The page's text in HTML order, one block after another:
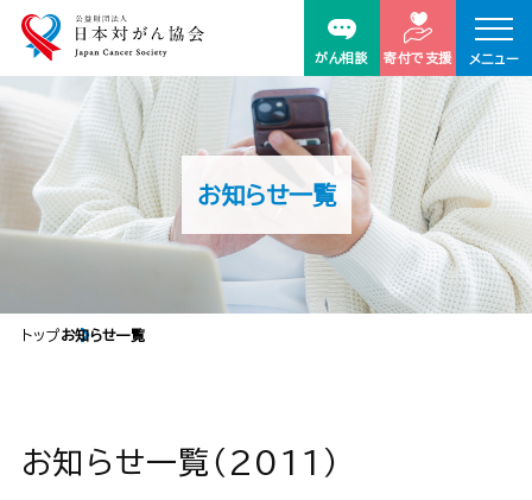
がん相談 寄付で支援 メニュー
お知らせ一覧
トップお知らせ一覧
お知らせ一覧（2011）